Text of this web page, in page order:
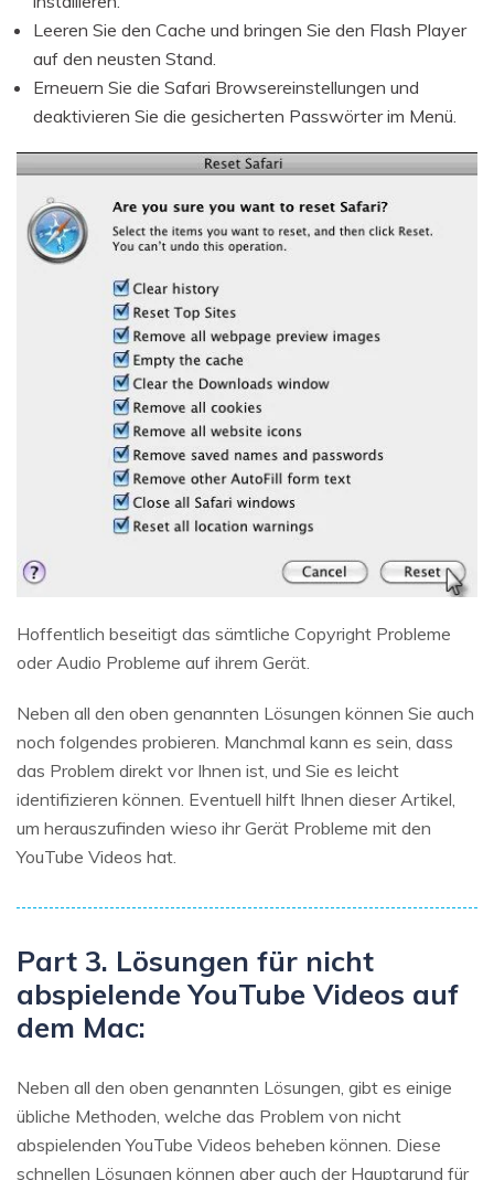
Leeren Sie den Cache und bringen Sie den Flash Player
auf den neusten Stand.
Erneuern Sie die Safari Browsereinstellungen und
deaktivieren Sie die gesicherten Passwörter im Menü.
Hoffentlich beseitigt das sämtliche Copyright Probleme
oder Audio Probleme auf ihrem Gerät.
Neben all den oben genannten Lösungen können Sie auch
noch folgendes probieren. Manchmal kann es sein, dass
das Problem direkt vor Ihnen ist, und Sie es leicht
identifizieren können. Eventuell hilft Ihnen dieser Artikel,
um herauszufinden wieso ihr Gerät Probleme mit den
YouTube Videos hat.
Part 3. Lösungen für nicht
abspielende YouTube Videos auf
dem Mac:
Neben all den oben genannten Lösungen, gibt es einige
übliche Methoden, welche das Problem von nicht
abspielenden YouTube Videos beheben können. Diese
schnellen Lösungen können aber auch der Hauptgrund für